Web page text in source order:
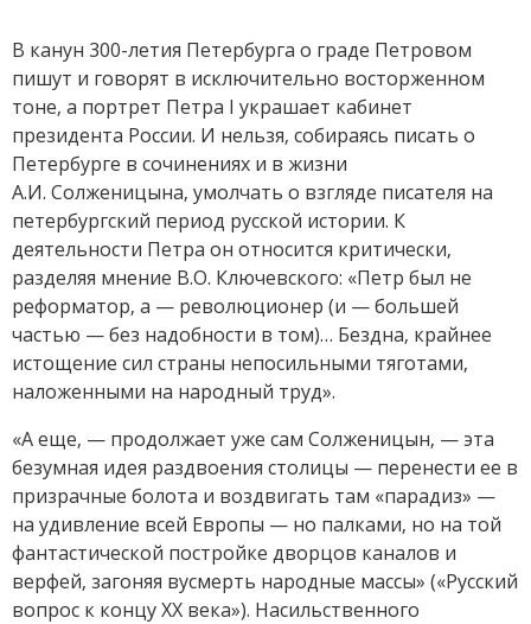
В канун 300-летия Петербурга о граде Петровом
пишут и говорят в исключительно восторженном
тоне, а портрет Петра I украшает кабинет
президента России. И нельзя, собираясь писать о
Петербурге в сочинениях и в жизни
А.И. Солженицына, умолчать о взгляде писателя на
петербургский период русской истории. К
деятельности Петра он относится критически,
разделяя мнение В.О. Ключевского: «Петр был не
реформатор, а — революционер (и — большей
частью — без надобности в том)… Бездна, крайнее
истощение сил страны непосильными тяготами,
наложенными на народный труд».
«А еще, — продолжает уже сам Солженицын, — эта
безумная идея раздвоения сто­лицы — перенести ее в
призрачные болота и воздвигать там «парадиз» —
на удивление всей Европы — но палками, но на той
фантастической постройке дворцов каналов и
верфей, загоняя вусмерть народные массы» («Русский
вопрос к концу ХХ века»). Насильственного